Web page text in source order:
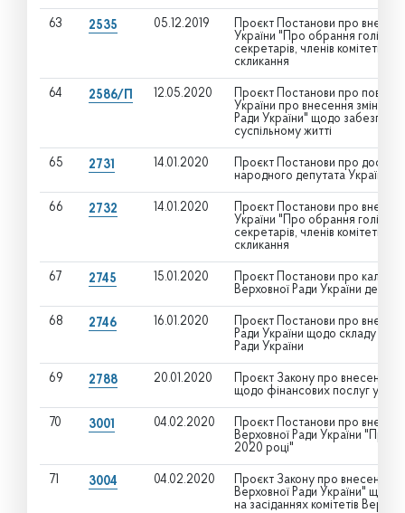
63 2535 05.12.2019
Проєкт Постанови про
України "Про обрання голів,
секретарів, членів комітетів
скликання
64 2586/П 12.05.2020
Проєкт Постанови про
України про внесення зміни
Ради України" щодо
суспільному житті
65 2731 14.01.2020
Проєкт Постанови про
народного депутата України
66 2732 14.01.2020
Проєкт Постанови про
України "Про обрання голів,
секретарів, членів комітетів
скликання
67 2745 15.01.2020
Проєкт Постанови про
Верховної Ради України
68 2746 16.01.2020
Проєкт Постанови про
Ради України щодо складу
Ради України
69 2788 20.01.2020
Проєкт Закону про внесення
щодо фінансових послуг у
70 3001 04.02.2020
Проєкт Постанови про
Верховної Ради України "Про
2020 році"
71 3004 04.02.2020
Проєкт Закону про внесення
Верховної Ради України"
на засіданнях комітетів